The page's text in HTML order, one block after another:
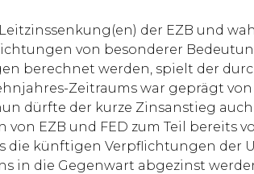
der EZB und
von besonderer
berechnet werden, spielt der
Zeitraums war geprägt
dürfte der kurze Zinsanstieg
von EZB und FED zum Teil bereits
die künftigen Verpflichtungen
in die Gegenwart abgezinst